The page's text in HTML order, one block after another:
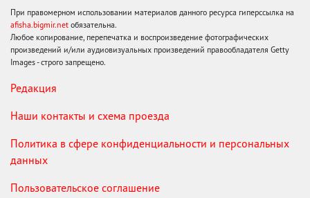
При правомерном использовании материалов данного ресурса гиперссылка на
afisha.bigmir.net обязательна.
Любое копирование, перепечатка и воспроизведение фотографических
произведений и/или аудиовизуальных произведений правообладателя Getty
Images - строго запрещено.
Редакция
Наши контакты и схема проезда
Политика в сфере конфиденциальности и персональных
данных
Пользовательское соглашение